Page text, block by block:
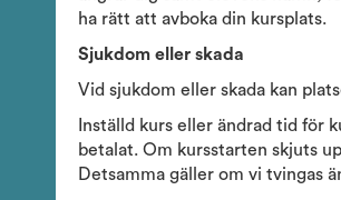
ha rätt att avboka din kursplats.
Sjukdom eller skada
Vid sjukdom eller skada kan
Inställd kurs eller ändrad tid för
betalat. Om kursstarten skjuts
Detsamma gäller om vi tvingas